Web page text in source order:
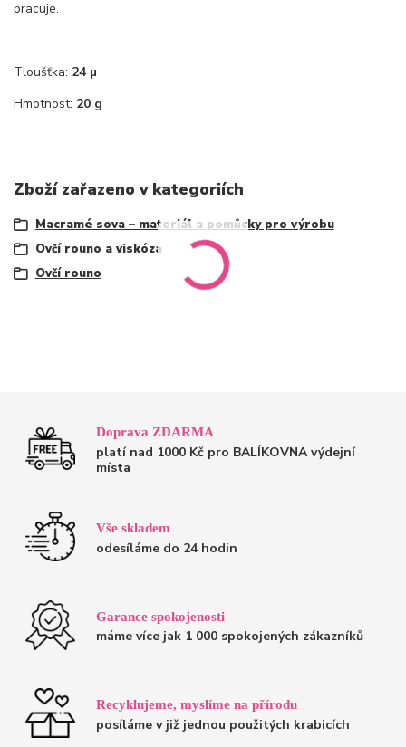
pracuje.
Tloušťka: 24 µ
Hmotnost: 20 g
Zboží zařazeno v kategoriích
Macramé sova – materiál a pomůcky pro výrobu
Ovčí rouno a viskóza
Ovčí rouno
Doprava ZDARMA
platí nad 1000 Kč pro BALÍKOVNA výdejní
místa
Vše skladem
odesíláme do 24 hodin
Garance spokojenosti
máme více jak 1 000 spokojených zákazníků
Recyklujeme, myslíme na přírodu
posíláme v již jednou použitých krabicích